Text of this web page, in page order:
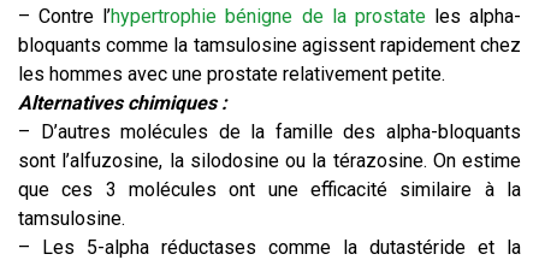
– Contre l’hypertrophie bénigne de la prostateles alpha-
bloquants comme la tamsulosine agissent rapidement chez
les hommes avec une prostate relativement petite.
Alternatives chimiques :
– D’autres molécules de la famille des alpha-bloquants
sont l’alfuzosine, la silodosine ou la térazosine. On estime
que ces 3 molécules ont une efficacité similaire à la
tamsulosine.
– Les 5-alpha réductases comme la dutastéride et la